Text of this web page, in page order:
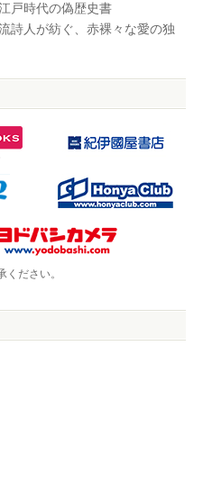
戸時代の偽歴史書
人が紡ぐ、赤裸々な愛の独
ださい。